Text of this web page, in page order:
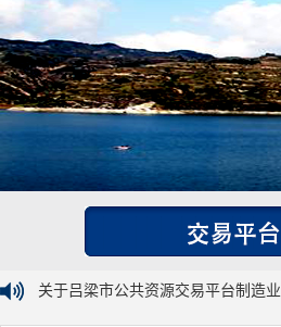
关于吕梁市公共资源交易平台制造